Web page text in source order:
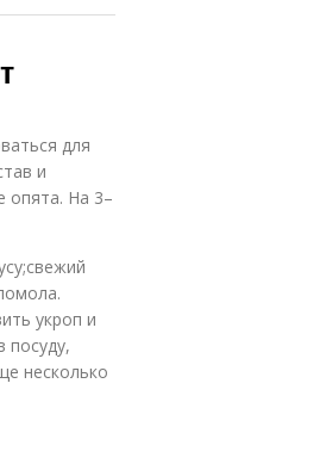
для
и
опята. На 3–
укроп и
несколько